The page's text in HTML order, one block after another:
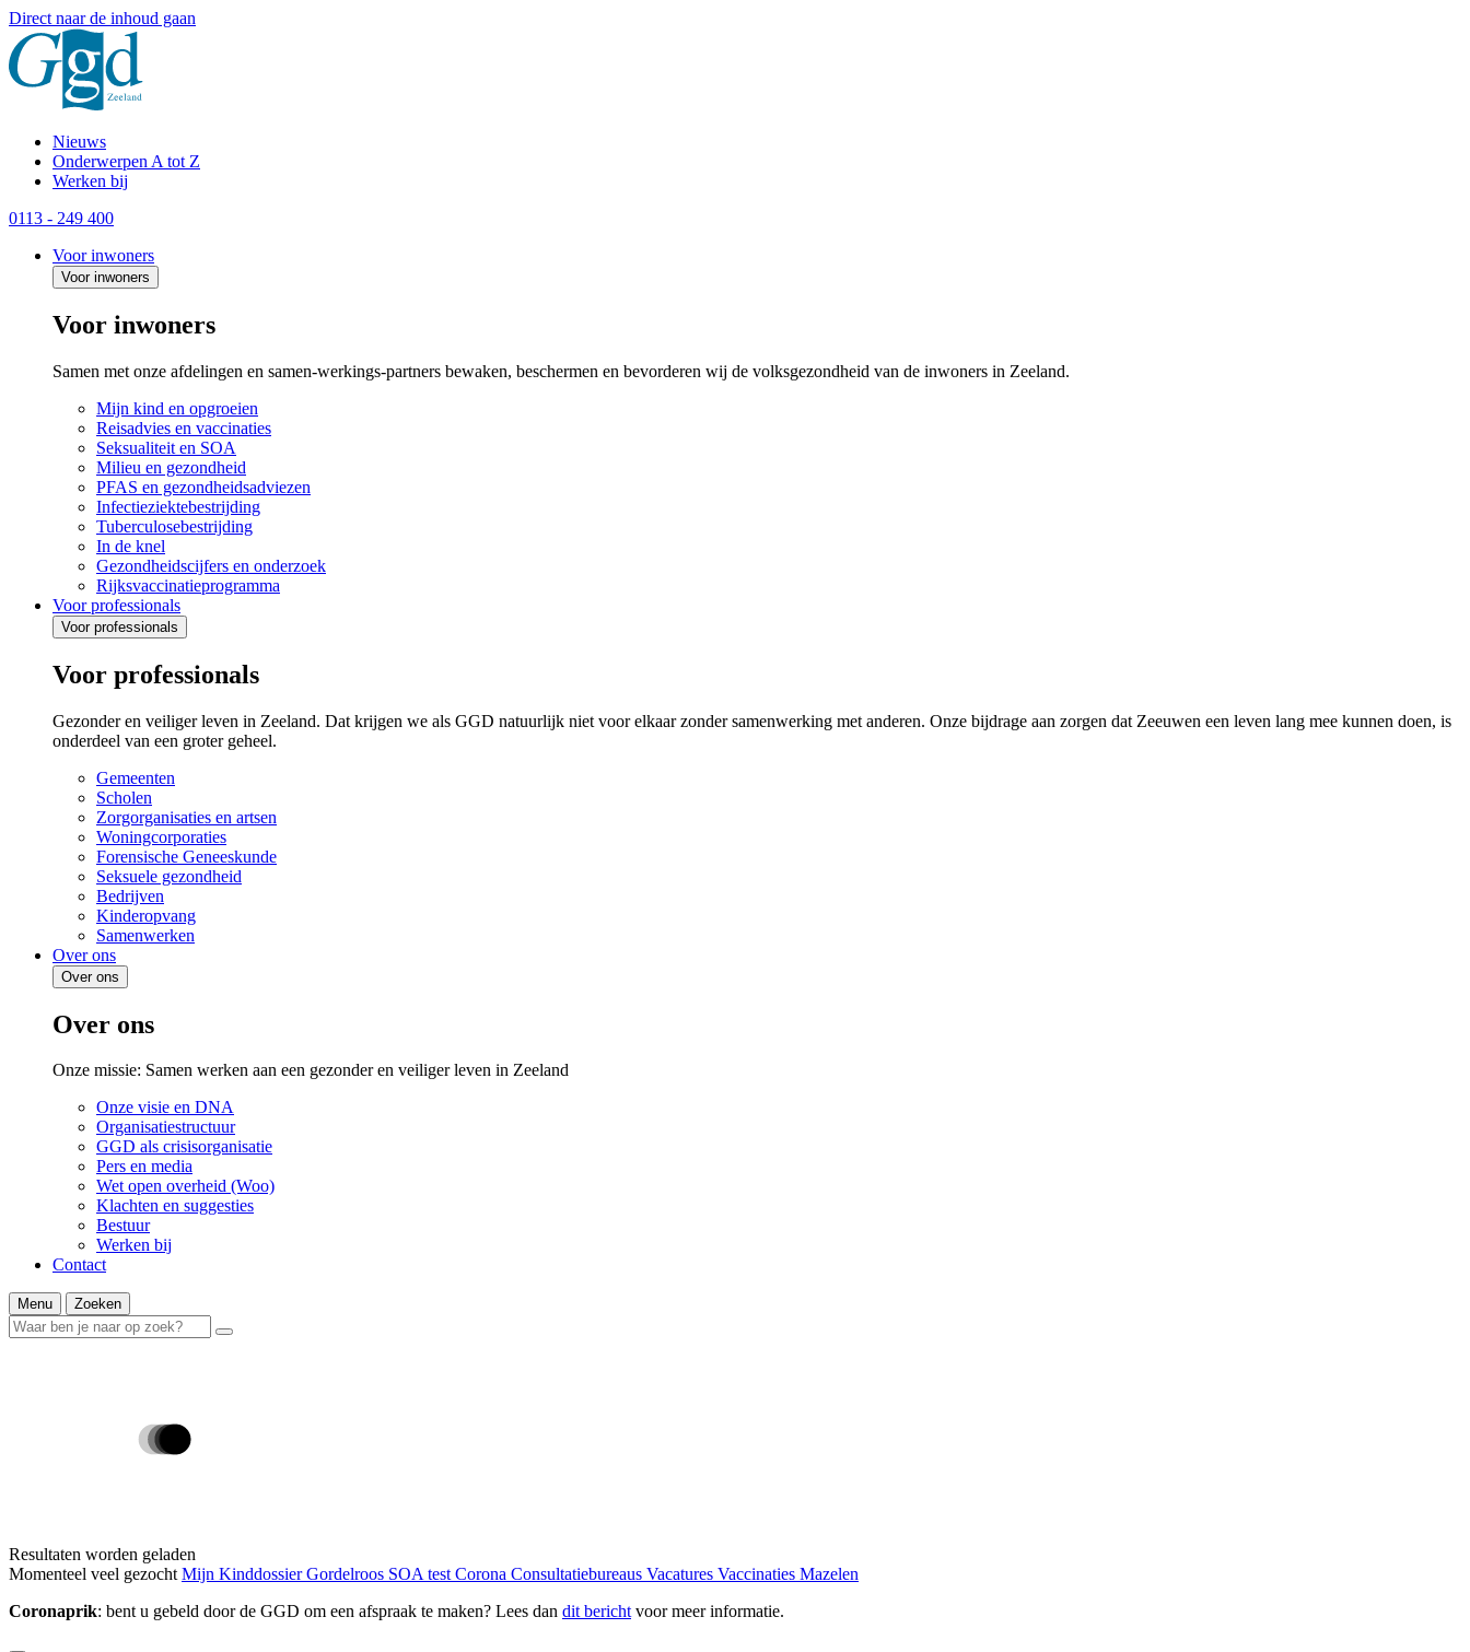
Direct naar de inhoud gaan
Nieuws
Onderwerpen A tot Z
Werken bij
0113 - 249 400
Voor inwoners
Voor inwoners
Voor inwoners
Samen met onze afdelingen en samen-werkings-partners bewaken, beschermen en bevorderen wij de volksgezondheid van de inwoners in Zeeland.
Mijn kind en opgroeien
Reisadvies en vaccinaties
Seksualiteit en SOA
Milieu en gezondheid
PFAS en gezondheidsadviezen
Infectieziektebestrijding
Tuberculosebestrijding
In de knel
Gezondheidscijfers en onderzoek
Rijksvaccinatieprogramma
Voor professionals
Voor professionals
Voor professionals
Gezonder en veiliger leven in Zeeland. Dat krijgen we als GGD natuurlijk niet voor elkaar zonder samenwerking met anderen. Onze bijdrage aan zorgen dat Zeeuwen een leven lang mee kunnen doen, is
onderdeel van een groter geheel.
Gemeenten
Scholen
Zorgorganisaties en artsen
Woningcorporaties
Forensische Geneeskunde
Seksuele gezondheid
Bedrijven
Kinderopvang
Samenwerken
Over ons
Over ons
Over ons
Onze missie: Samen werken aan een gezonder en veiliger leven in Zeeland
Onze visie en DNA
Organisatiestructuur
GGD als crisisorganisatie
Pers en media
Wet open overheid (Woo)
Klachten en suggesties
Bestuur
Werken bij
Contact
Menu Zoeken
Resultaten worden geladen
Momenteel veel gezocht Mijn KinddossierGordelroos SOA testCorona Consultatiebureaus Vacatures Vaccinaties Mazelen
Coronaprik: bent u gebeld door de GGD om een afspraak te maken? Lees dan dit berichtvoor meer informatie.